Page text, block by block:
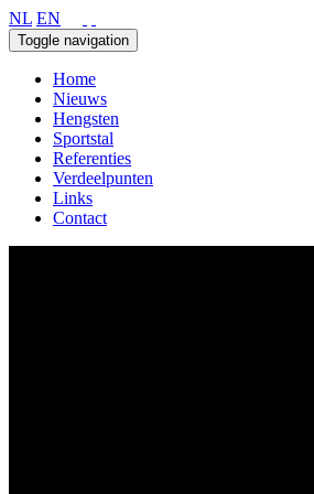
NL EN
Toggle navigation
Home
Nieuws
Hengsten
Sportstal
Referenties
Verdeelpunten
Links
Contact